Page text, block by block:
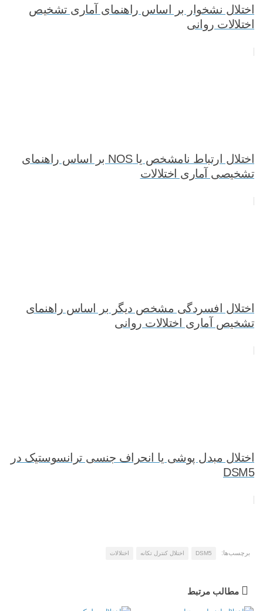
اختلال نشخوار بر اساس راهنمای آماری تشخیص
اختلالات روانی
اختلال ارتباط نامشخص یا NOS بر اساس راهنمای
تشخیصی آماری اختلالات
اختلال افسردگی مشخص دیگر بر اساس راهنمای
تشخیص آماری اختلالات روانی
اختلال مبدل پوشی یا انحراف جنسی ترانسوستیک در
DSM5
برچسب‌ها: DSM5 اختلال کنترل تکانه اختلالات
مطالب مرتبط